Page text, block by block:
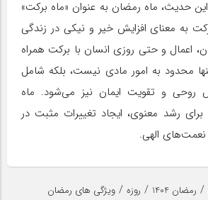
حدیث، ماه رمضان به عنوان «ماه برکت»
به معنای افزایش خیر و نیکی در زندگی
اعمال و حتی روزی انسان با برکت همراه
محدود به امور مادی نیست، بلکه شامل
روحی و تقویت ایمان نیز می‌شود. ماه
رشد معنوی، ایجاد تغییرات مثبت در
نعمت‌های الهی.
/ رمضان 1404 / روزه / ویژگی های رمضان